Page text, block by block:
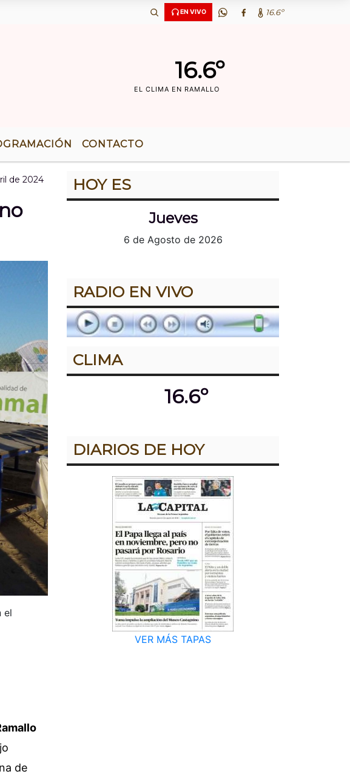
36 AÃ‘OS DE RADIO | EN VIVO 16.6º
16.6º
EL CLIMA EN RAMALLO
CONTACTO
de 2024
el
de
HOY ES
Jueves
6 de Agosto de 2026
RADIO EN VIVO
CLIMA
16.6º
DIARIOS DE HOY
VER MÁS TAPAS